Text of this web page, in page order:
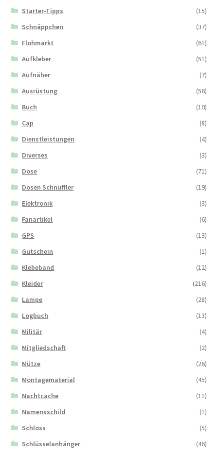
Starter-Tipps
(15)
Schnäppchen
(37)
Flohmarkt
(61)
Aufkleber
(51)
Aufnäher
(7)
Ausrüstung
(56)
Buch
(10)
Cap
(8)
Dienstleistungen
(4)
Diverses
(3)
Dose
(71)
Dosen Schnüffler
(19)
Elektronik
(3)
Fanartikel
(6)
GPS
(13)
Gutschein
(1)
Klebeband
(12)
Kleider
(216)
Lampe
(28)
Logbuch
(13)
Militär
(4)
Mitgliedschaft
(2)
Mütze
(26)
Montagematerial
(45)
Nachtcache
(11)
Namensschild
(1)
Schloss
(5)
Schlüsselanhänger
(46)